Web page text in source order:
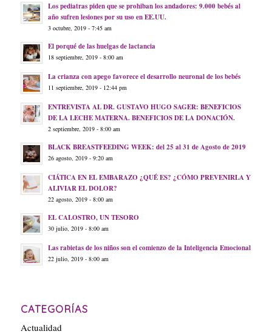
Los pediatras piden que se prohiban los andadores: 9.000 bebés al
año sufren lesiones por su uso en EE.UU.
3 octubre, 2019 - 7:45 am
El porqué de las huelgas de lactancia
18 septiembre, 2019 - 8:00 am
La crianza con apego favorece el desarrollo neuronal de los bebés
11 septiembre, 2019 - 12:44 pm
ENTREVISTA AL DR. GUSTAVO HUGO SAGER: BENEFICIOS
DE LA LECHE MATERNA. BENEFICIOS DE LA DONACIÓN.
2 septiembre, 2019 - 8:00 am
BLACK BREASTFEEDING WEEK: del 25 al 31 de Agosto de 2019
26 agosto, 2019 - 9:20 am
CIÁTICA EN EL EMBARAZO ¿QUÉ ES? ¿CÓMO PREVENIRLA Y
ALIVIAR EL DOLOR?
22 agosto, 2019 - 8:00 am
EL CALOSTRO, UN TESORO
30 julio, 2019 - 8:00 am
Las rabietas de los niños son el comienzo de la Inteligencia Emocional
22 julio, 2019 - 8:00 am
CATEGORÍAS
Actualidad